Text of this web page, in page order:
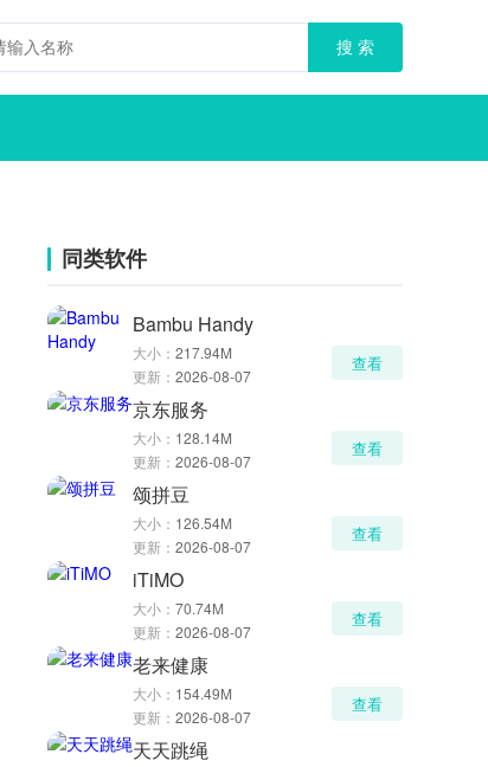
同类软件
Bambu Handy
大小： 217.94M
更新： 2026-08-07
查看
京东服务
大小： 128.14M
更新： 2026-08-07
查看
颂拼豆
大小： 126.54M
更新： 2026-08-07
查看
iTiMO
大小： 70.74M
更新： 2026-08-07
查看
老来健康
大小： 154.49M
更新： 2026-08-07
查看
天天跳绳